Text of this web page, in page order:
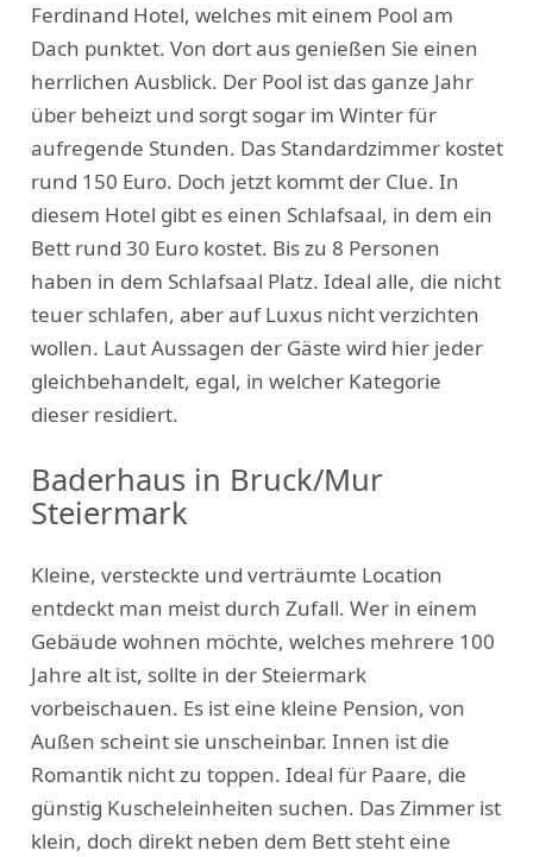
Ferdinand Hotel, welches mit einem Pool am
Dach punktet. Von dort aus genießen Sie einen
herrlichen Ausblick. Der Pool ist das ganze Jahr
über beheizt und sorgt sogar im Winter für
aufregende Stunden. Das Standardzimmer kostet
rund 150 Euro. Doch jetzt kommt der Clue. In
diesem Hotel gibt es einen Schlafsaal, in dem ein
Bett rund 30 Euro kostet. Bis zu 8 Personen
haben in dem Schlafsaal Platz. Ideal alle, die nicht
teuer schlafen, aber auf Luxus nicht verzichten
wollen. Laut Aussagen der Gäste wird hier jeder
gleichbehandelt, egal, in welcher Kategorie
dieser residiert.
Baderhaus in Bruck/Mur
Steiermark
Kleine, versteckte und verträumte Location
entdeckt man meist durch Zufall. Wer in einem
Gebäude wohnen möchte, welches mehrere 100
Jahre alt ist, sollte in der Steiermark
vorbeischauen. Es ist eine kleine Pension, von
Außen scheint sie unscheinbar. Innen ist die
Romantik nicht zu toppen. Ideal für Paare, die
günstig Kuscheleinheiten suchen. Das Zimmer ist
klein, doch direkt neben dem Bett steht eine